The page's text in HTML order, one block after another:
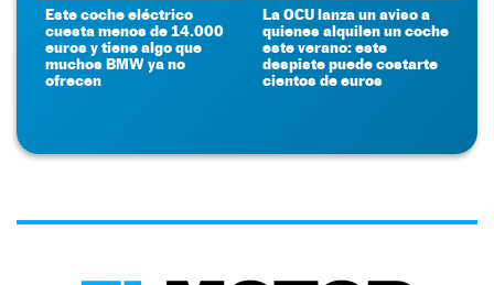
Este coche eléctrico
cuesta menos de 14.000
euros y tiene algo que
muchos BMW ya no
ofrecen
La OCU lanza un aviso a
quienes alquilen un coche
este verano: este
despiste puede costarte
cientos de euros